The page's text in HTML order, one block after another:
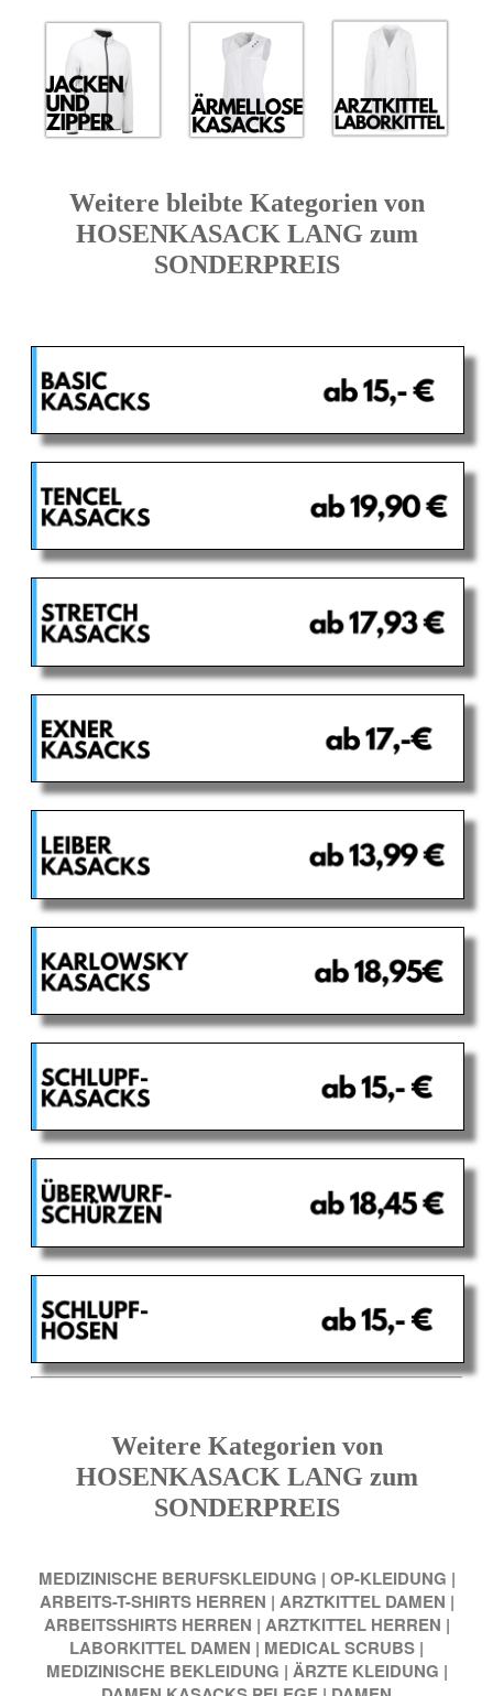
Weitere bleibte Kategorien von
HOSENKASACK LANG zum
SONDERPREIS
Weitere Kategorien von
HOSENKASACK LANG zum
SONDERPREIS
MEDIZINISCHE BERUFSKLEIDUNG | OP-KLEIDUNG |
ARBEITS-T-SHIRTS HERREN | ARZTKITTEL DAMEN |
ARBEITSSHIRTS HERREN | ARZTKITTEL HERREN |
LABORKITTEL DAMEN | MEDICAL SCRUBS |
MEDIZINISCHE BEKLEIDUNG | ÄRZTE KLEIDUNG |